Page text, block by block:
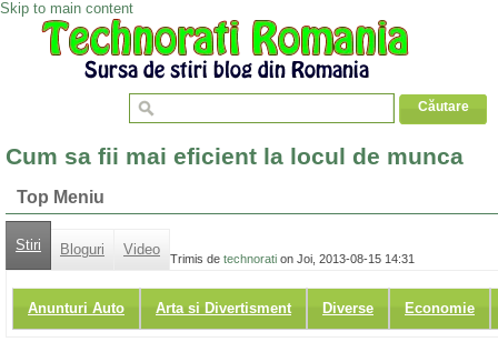
Skip to main content
Cum sa fii mai eficient la locul de munca
Top Meniu
Stiri Bloguri Video
Anunturi Auto Arta si Divertisment Diverse Economie
Trimis de technorati on Joi, 2013-08-15 14:31